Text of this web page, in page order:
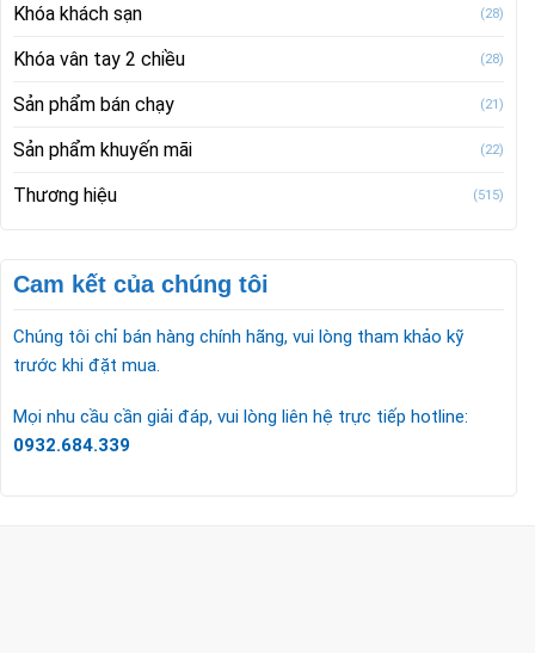
Khóa khách sạn (28)
Khóa vân tay 2 chiều (28)
Sản phẩm bán chạy (21)
Sản phẩm khuyến mãi (22)
Thương hiệu (515)
Cam kết của chúng tôi
Chúng tôi chỉ bán hàng chính hãng, vui lòng tham khảo kỹ
trước khi đặt mua.
Mọi nhu cầu cần giải đáp, vui lòng liên hệ trực tiếp hotline:
0932.684.339